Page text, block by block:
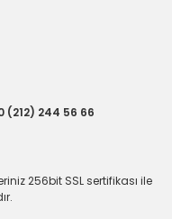
(212) 244 56 66
256bit SSL sertifikası ile